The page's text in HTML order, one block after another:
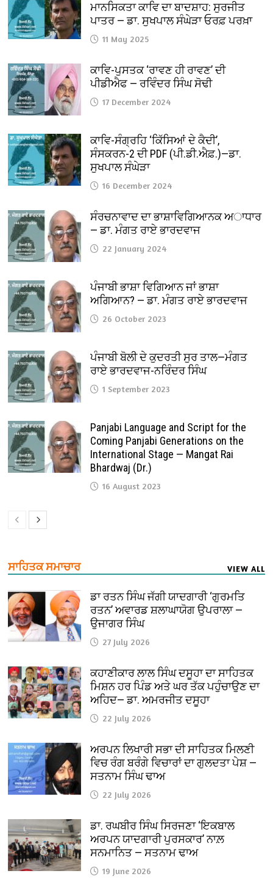
ਮਾਨਸਿਕਤਾ ਕਾਵਿ ਦਾ ਬਾਦਸ਼ਾਹ: ਸੁਰਜੀਤ
ਪਾਤਰ — ਡਾ. ਸੁਖਪਾਲ ਸੰਘੇੜਾ ਓਰਫ਼ ਪਰਖ਼ਾ
11 May 2025
ਕਾਵਿ-ਪੁਸਤਕ ‘ਰਾਵਣ ਹੀ ਰਾਵਣ’ ਦੀ
ਪੀਡੀਐਫ — ਰਵਿੰਦਰ ਸਿੰਘ ਸੋਢੀ
17 December 2024
ਕਾਵਿ-ਸੰਗ੍ਰਹਿ ‘ਕਿੱਸਿਆਂ ਦੇ ਕੈਦੀ’,
ਸੰਸਕਰਨ-2 ਦੀ PDF (ਪੀ.ਡੀ.ਐਫ਼.)—ਡਾ.
ਸੁਖਪਾਲ ਸੰਘੇੜਾ
16 December 2024
ਸੰਰਚਨਾਵਾਦ ਦਾ ਭਾਸ਼ਾਵਿਗਿਆਨਕ ਅਾਧਾਰ
— ਡਾ. ਮੰਗਤ ਰਾਏ ਭਾਰਦਵਾਜ
22 January 2024
ਪੰਜਾਬੀ ਭਾਸ਼ਾ ਵਿਗਿਆਨ ਜਾਂ ਭਾਸ਼ਾ
ਅਗਿਆਨ? — ਡਾ. ਮੰਗਤ ਰਾਏ ਭਾਰਦਵਾਜ
26 October 2023
ਪੰਜਾਬੀ ਬੋਲੀ ਦੇ ਕੁਦਰਤੀ ਸੁਰ ਤਾਲ—ਮੰਗਤ
ਰਾਏ ਭਾਰਦਵਾਜ-ਨਰਿੰਦਰ ਸਿੰਘ
1 September 2023
Panjabi Language and Script for the
Coming Panjabi Generations on the
International Stage — Mangat Rai
Bhardwaj (Dr.)
16 August 2023
ਸਾਹਿਤਕ ਸਮਾਚਾਰ VIEW ALL
ਡਾ ਰਤਨ ਸਿੰਘ ਜੱਗੀ ਯਾਦਗਾਰੀ ‘ਗੁਰਮਤਿ
ਰਤਨ’ ਅਵਾਰਡ ਸ਼ਲਾਘਾਯੋਗ ਉਪਰਾਲਾ —
ਉਜਾਗਰ ਸਿੰਘ
27 July 2026
ਕਹਾਣੀਕਾਰ ਲਾਲ ਸਿੰਘ ਦਸੂਹਾ ਦਾ ਸਾਹਿਤਕ
ਮਿਸ਼ਨ ਹਰ ਪਿੰਡ ਅਤੇ ਘਰ ਤੱਕ ਪਹੁੰਚਾਉਣ ਦਾ
ਅਹਿਦ— ਡਾ. ਅਮਰਜੀਤ ਦਸੂਹਾ
22 July 2026
ਅਰਪਨ ਲਿਖਾਰੀ ਸਭਾ ਦੀ ਸਾਹਿਤਕ ਮਿਲਣੀ
ਵਿਚ ਰੰਗ ਬਰੰਗੇ ਵਿਚਾਰਾਂ ਦਾ ਗੁਲਦਤਾ ਪੇਸ਼ —
ਸਤਨਾਮ ਸਿੰਘ ਢਾਅ
22 July 2026
ਡਾ. ਰਘਬੀਰ ਸਿੰਘ ਸਿਰਜਣਾ ‘ਇਕਬਾਲ
ਅਰਪਨ ਯਾਦਗਾਰੀ ਪੁਰਸਕਾਰ’ ਨਾਲ਼
ਸਨਮਾਨਿਤ — ਸਤਨਾਮ ਢਾਅ
19 June 2026